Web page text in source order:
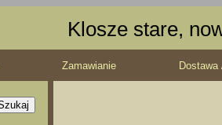
Klosze stare,
Zamawianie